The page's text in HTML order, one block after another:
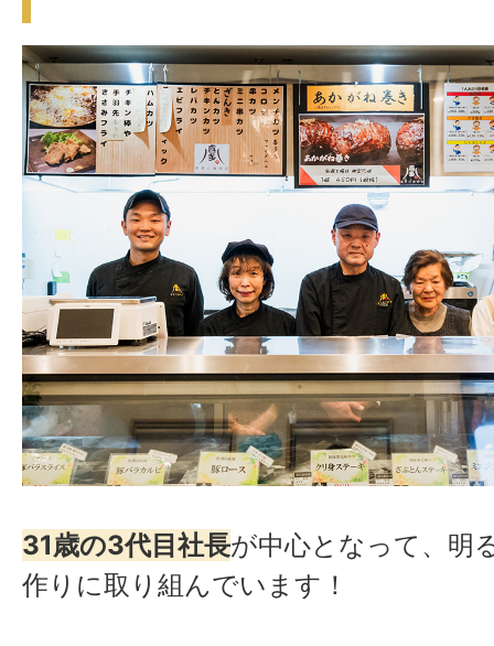
31歳の3代目社長が中心となって、明
作りに取り組んでいます！